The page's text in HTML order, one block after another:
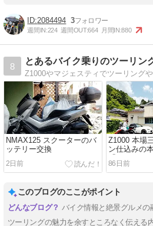
2084494 3
週間IN:224 週間OUT:664 月間IN:880
8
とあるバイク乗りのツーリン
NMAX125 スクーターのバ
ッテリー交換
2日前
Z1000 本場
ン仕込みの
「タツヒロ
ツーリング
86日前
このブログのここがポイント
バイク情報と絶景グルメの
ツーリングの魅力を余すところなく伝える